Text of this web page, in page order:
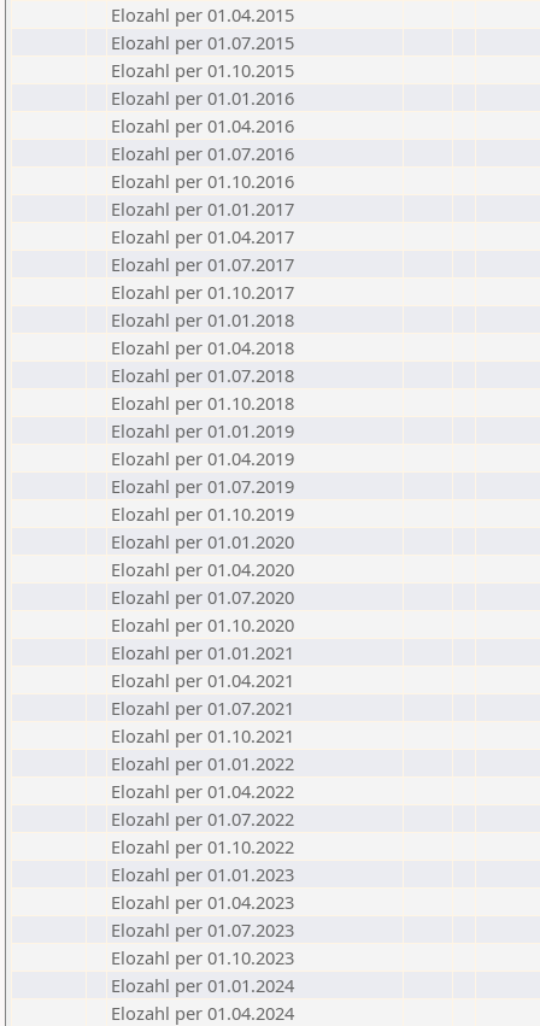
Elozahl per 01.04.2015
Elozahl per 01.07.2015
Elozahl per 01.10.2015
Elozahl per 01.01.2016
Elozahl per 01.04.2016
Elozahl per 01.07.2016
Elozahl per 01.10.2016
Elozahl per 01.01.2017
Elozahl per 01.04.2017
Elozahl per 01.07.2017
Elozahl per 01.10.2017
Elozahl per 01.01.2018
Elozahl per 01.04.2018
Elozahl per 01.07.2018
Elozahl per 01.10.2018
Elozahl per 01.01.2019
Elozahl per 01.04.2019
Elozahl per 01.07.2019
Elozahl per 01.10.2019
Elozahl per 01.01.2020
Elozahl per 01.04.2020
Elozahl per 01.07.2020
Elozahl per 01.10.2020
Elozahl per 01.01.2021
Elozahl per 01.04.2021
Elozahl per 01.07.2021
Elozahl per 01.10.2021
Elozahl per 01.01.2022
Elozahl per 01.04.2022
Elozahl per 01.07.2022
Elozahl per 01.10.2022
Elozahl per 01.01.2023
Elozahl per 01.04.2023
Elozahl per 01.07.2023
Elozahl per 01.10.2023
Elozahl per 01.01.2024
Elozahl per 01.04.2024